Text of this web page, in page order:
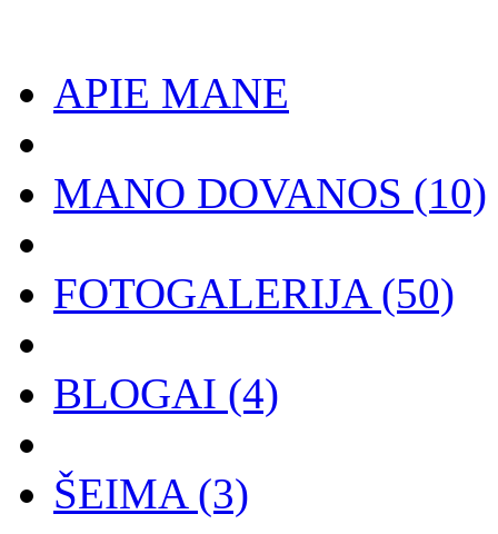
APIE MANE
MANO DOVANOS (10)
FOTOGALERIJA(50)
BLOGAI (4)
ŠEIMA(3)